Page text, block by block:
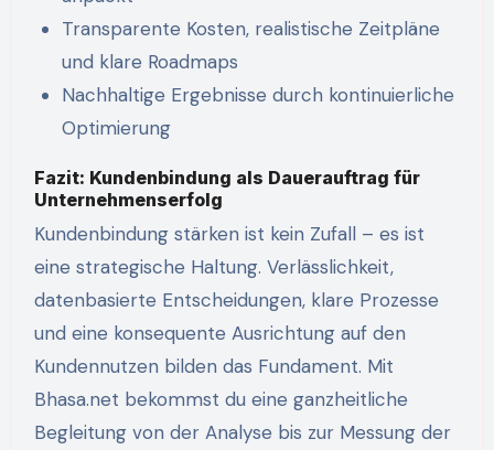
Transparente Kosten, realistische Zeitpläne
und klare Roadmaps
Nachhaltige Ergebnisse durch kontinuierliche
Optimierung
Fazit: Kundenbindung als Dauerauftrag für
Unternehmenserfolg
Kundenbindung stärken ist kein Zufall – es ist
eine strategische Haltung. Verlässlichkeit,
datenbasierte Entscheidungen, klare Prozesse
und eine konsequente Ausrichtung auf den
Kundennutzen bilden das Fundament. Mit
Bhasa.net bekommst du eine ganzheitliche
Begleitung von der Analyse bis zur Messung der